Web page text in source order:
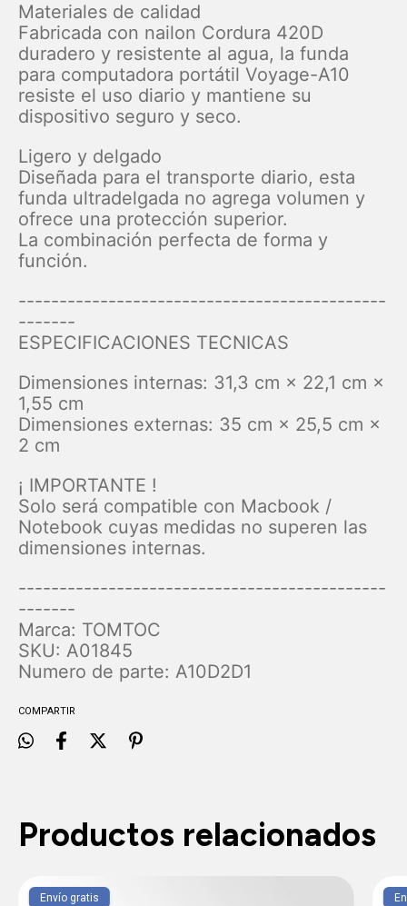
Materiales de calidad
Fabricada con nailon Cordura 420D
duradero y resistente al agua, la funda
para computadora portátil Voyage-A10
resiste el uso diario y mantiene su
dispositivo seguro y seco.
Ligero y delgado
Diseñada para el transporte diario, esta
funda ultradelgada no agrega volumen y
ofrece una protección superior.
La combinación perfecta de forma y
función.
---------------------------------------------
-------
ESPECIFICACIONES TECNICAS
Dimensiones internas: 31,3 cm × 22,1 cm ×
1,55 cm
Dimensiones externas: 35 cm × 25,5 cm ×
2 cm
¡ IMPORTANTE !
Solo será compatible con Macbook /
Notebook cuyas medidas no superen las
dimensiones internas.
---------------------------------------------
-------
Marca: TOMTOC
SKU: A01845
Numero de parte: A10D2D1
COMPARTIR
Productos relacionados
Envío gratis